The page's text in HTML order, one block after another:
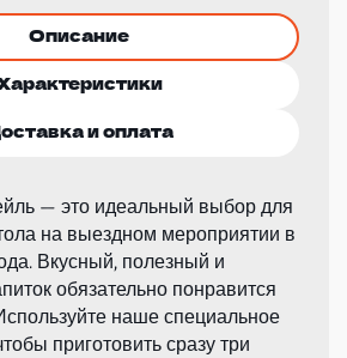
Описание
и оплата
— это идеальный выбор для
на выездном мероприятии в
Вкусный, полезный и
обязательно понравится
наше специальное
приготовить сразу три